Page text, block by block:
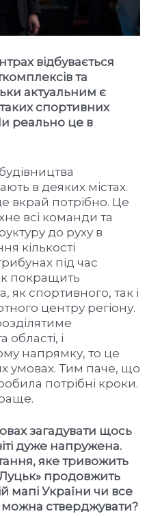
відбувається
та
актуальним є
спортивних
реально це в
в деяких містах.
вкрай потрібно. Це
всі команди та
до руху в
кількості
під час
покращить
як спортивного, так і
центру регіону.
області, і
напрямку, то це
умовах. Тим паче, що
потрібні кроки.
загадувати щось
дуже напружена.
яке тривожить
Луцьк» продовжить
мапі України чи все
стверджувати?